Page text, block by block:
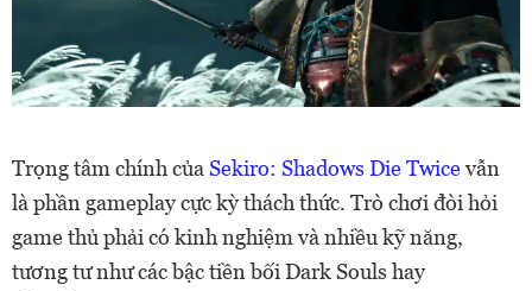
Trọng tâm chính của Sekiro: Shadows Die Twicevẫn
là phần gameplay cực kỳ thách thức. Trò chơi đòi hỏi
game thủ phải có kinh nghiệm và nhiều kỹ năng,
tương tư như các bậc tiền bối Dark Souls hay